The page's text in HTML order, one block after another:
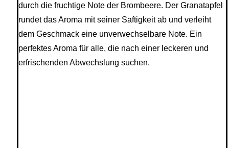
durch die fruchtige Note der Brombeere. Der Granatapfel
rundet das Aroma mit seiner Saftigkeit ab und verleiht
dem Geschmack eine unverwechselbare Note. Ein
perfektes Aroma für alle, die nach einer leckeren und
erfrischenden Abwechslung suchen.